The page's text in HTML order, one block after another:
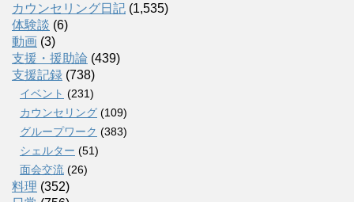
カウンセリング日記 (1,535)
体験談 (6)
動画 (3)
支援・援助論 (439)
支援記録 (738)
イベント (231)
カウンセリング (109)
グループワーク (383)
シェルター (51)
面会交流 (26)
料理 (352)